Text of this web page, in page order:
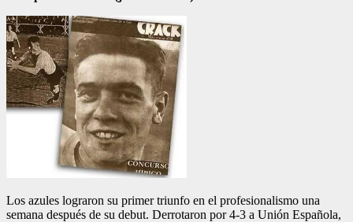
Los azules lograron su primer triunfo en el profesionalismo una
semana después de su debut. Derrotaron por 4-3 a Unión Española,